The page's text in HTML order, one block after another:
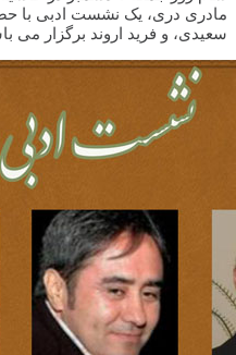
مادری دری، یک نشست ادبی با
سعیدی، و فرید اروند برگزار می